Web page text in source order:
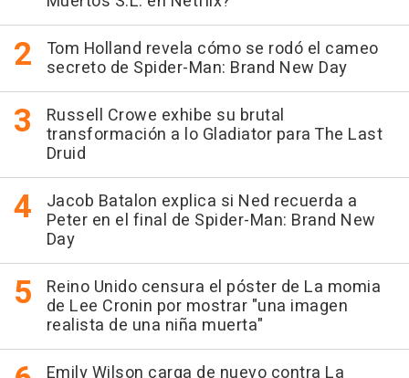
Tom Holland revela cómo se rodó el cameo
secreto de Spider-Man: Brand New Day
Russell Crowe exhibe su brutal
transformación a lo Gladiator para The Last
Druid
Jacob Batalon explica si Ned recuerda a
Peter en el final de Spider-Man: Brand New
Day
Reino Unido censura el póster de La momia
de Lee Cronin por mostrar "una imagen
realista de una niña muerta"